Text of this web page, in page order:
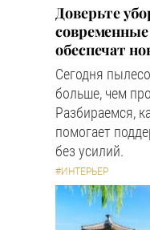
Доверьте
обеспечат
Сегодня
больше, чем
Разбираемся,
помогает
без усилий.
#ИНТЕРЬЕР